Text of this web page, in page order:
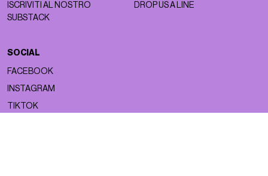
ISCRIVITI AL NOSTRO
SUBSTACK
DROP US A LINE
SOCIAL
FACEBOOK
INSTAGRAM
TIKTOK